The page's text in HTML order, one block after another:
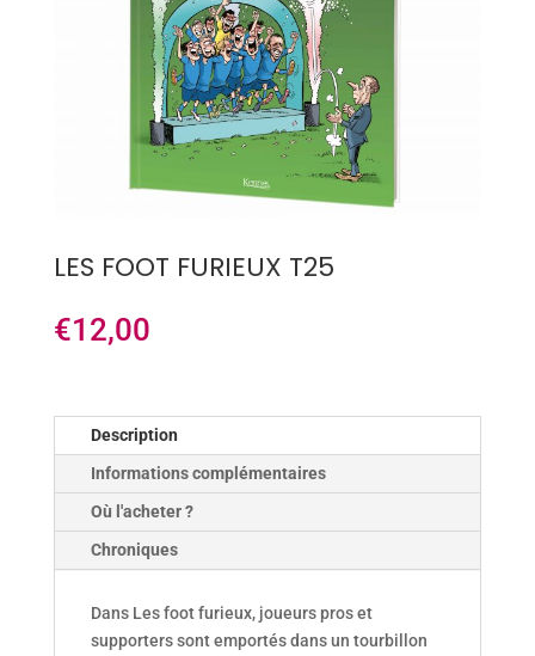
LES FOOT FURIEUX T25
€12,00
Description
Informations complémentaires
Où l'acheter ?
Chroniques
Dans Les foot furieux, joueurs pros et
supporters sont emportés dans un tourbillon